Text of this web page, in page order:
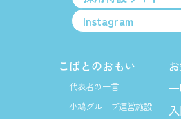
Instagram
こばとのおもい
代表者の一言
小鳩グループ運営施設